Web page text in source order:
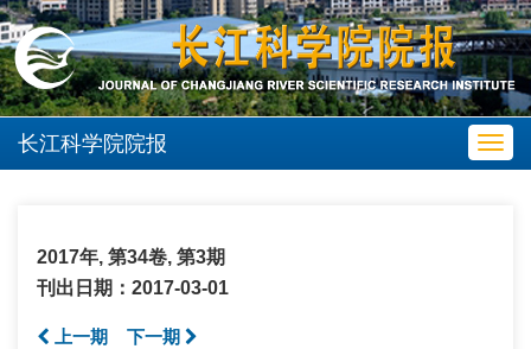
长江科学院院报
2017年, 第34卷, 第3期
刊出日期：2017-03-01
上一期 下一期